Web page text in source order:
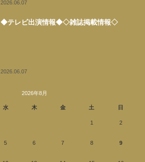
2026.06.07
◆テレビ出演情報◆◇雑誌掲載情報◇
2026.06.07
2026年8月
水 木 金 土 日
1 2
5 6 7 8 9